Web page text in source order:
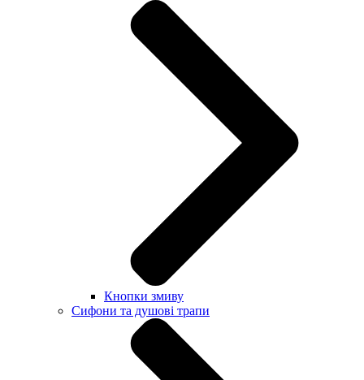
Кнопки змиву
Сифони та душові трапи